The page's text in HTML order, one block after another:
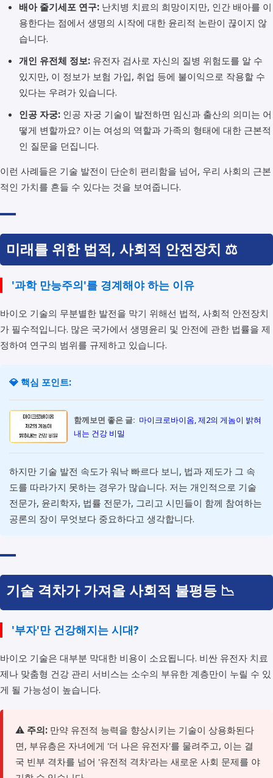
배아 줄기세포 연구:난치병 치료의 희망이지만, 인간 배아를 이
용한다는 점에서 생명의 시작에 대한 윤리적 논란이 끊이지 않
습니다.
개인 유전체 정보:유전자 검사로 자신의 질병 위험도를 알 수
있지만, 이 정보가 보험 가입, 취업 등에 불이익으로 작용할 수
있다는 우려가 있습니다.
인공 자궁:인공 자궁 기술이 발전하면 임신과 출산의 의미는 어
떻게 변할까요? 이는 여성의 역할과 가족의 형태에 대한 근본적
인 질문을 던집니다.
이런 사례들은 기술 발전이 단순히 편리함을 넘어, 우리 사회의 근본
적인 가치를 흔들 수 있다는 것을 보여줍니다.
미래를 위한 법적, 사회적 안전장치 ⚖️
'과학 만능주의'를 경계해야 하는 이유
바이오 기술의 무분별한 발전을 막기 위해선 법적, 사회적 안전장치
가 필수적입니다. 많은 국가에서 생명윤리 및 안전에 관한 법률을 제
정하여 연구의 범위를 규제하고 있습니다.
💎 핵심 포인트:
함께보면 좋은 글: 마이크로바이옴, 제2의 게놈이 밝혀
내는 건강 비밀
하지만 기술 발전 속도가 워낙 빠르다 보니, 법과 제도가 그 속
도를 따라가지 못하는 경우가 많습니다. 저는 개인적으로 기술
전문가, 윤리학자, 법률 전문가, 그리고 시민들이 함께 참여하는
공론의 장이 무엇보다 중요하다고 생각합니다.
기술 격차가 가져올 사회적 불평등 📉
'부자'만 건강해지는 시대?
바이오 기술은 대부분 막대한 비용이 소요됩니다. 비싼 유전자 치료
제나 맞춤형 건강 관리 서비스는 소수의 부유한 계층만이 누릴 수 있
게 될 가능성이 높습니다.
⚠️ 주의: 만약 유전적 능력을 향상시키는 기술이 상용화된다
면, 부유층은 자녀에게 '더 나은 유전자'를 물려주고, 이는 결
국 빈부 격차를 넘어 '유전적 격차'라는 새로운 사회 문제를 야